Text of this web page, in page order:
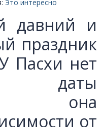
Это интересно
давний и
праздник
Пасхи нет
даты
она
от